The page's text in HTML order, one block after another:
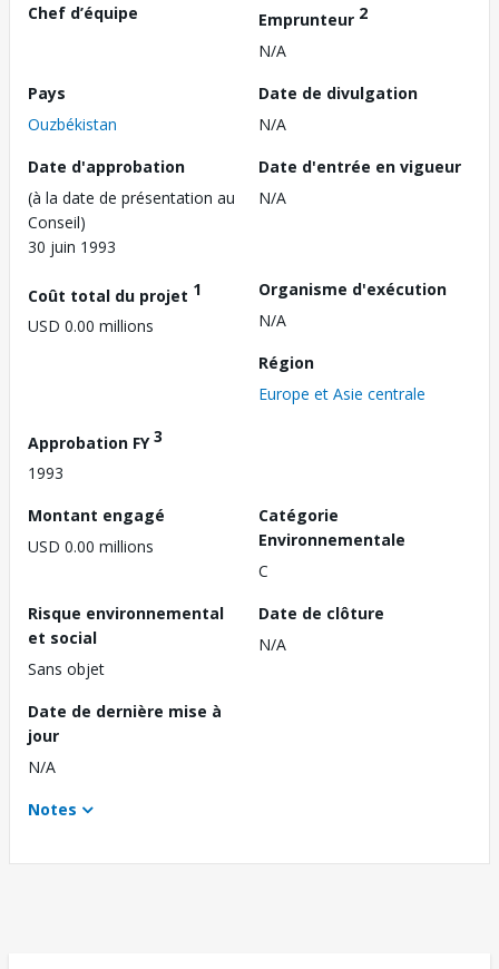
Chef d’équipe
Emprunteur 2
N/A
Pays
Ouzbékistan
Date de divulgation
N/A
Date d'approbation
(à la date de présentation au
Conseil)
30 juin 1993
Date d'entrée en vigueur
N/A
Coût total du projet 1
USD 0.00 millions
Organisme d'exécution
N/A
Région
Europe et Asie centrale
Approbation FY3
1993
Montant engagé
USD 0.00 millions
Catégorie
Environnementale
C
Risque environnemental
et social
Sans objet
Date de clôture
N/A
Date de dernière mise à
jour
N/A
Notes